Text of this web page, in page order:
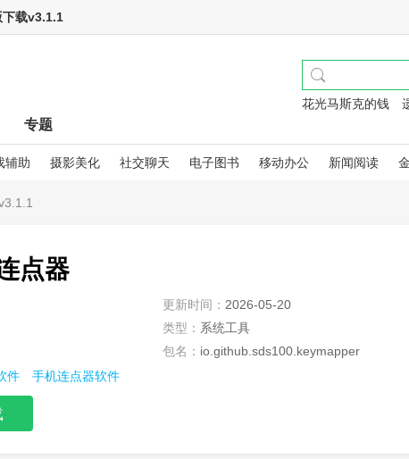
下载v3.1.1
花光马斯克的钱
专题
辅助 摄影美化 社交聊天 电子图书 移动办公 新闻阅读
点器
更新时间： 2026-05-20
类型： 系统工具
包名： io.github.sds100.keymapper
件 手机连点器软件